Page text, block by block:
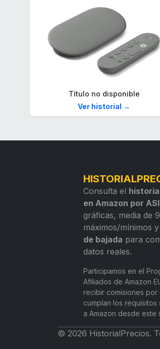
Título no disponible
Ver historial →
Consulta el
en Amazon por
gráficas, media de
máximos/mínimos
de bajada para
datos reales.
Participamos en el
Afiliados de Amazon
recibir comisiones por
cumplan los requisitos
a Amazon desde este
© 2026 HistorialPrecios.